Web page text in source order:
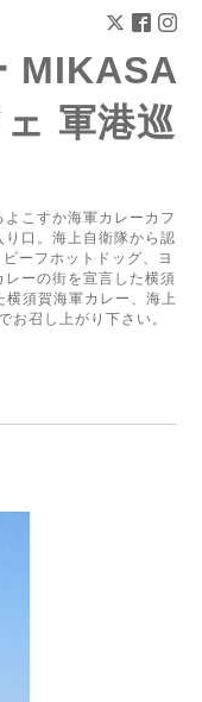
MIKASA
軍港巡
こすか海軍カレーカフ
口。海上自衛隊から認
ーフホットドッグ、ヨ
ーの街を宣言した横須
須賀海軍カレー、海上
お召し上がり下さい。